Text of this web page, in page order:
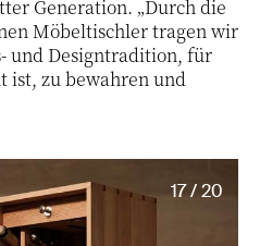
Generation. „Durch die
Möbeltischler tragen wir
und Designtradition, für
ist, zu bewahren und
17 / 20